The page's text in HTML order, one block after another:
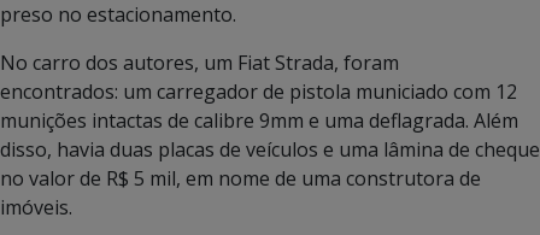
preso no estacionamento.
No carro dos autores, um Fiat Strada, foram
encontrados: um carregador de pistola municiado com 12
munições intactas de calibre 9mm e uma deflagrada. Além
disso, havia duas placas de veículos e uma lâmina de cheque
no valor de R$ 5 mil, em nome de uma construtora de
imóveis.